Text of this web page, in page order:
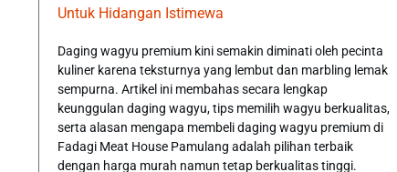
Untuk Hidangan Istimewa
Daging wagyu premium kini semakin diminati oleh pecinta
kuliner karena teksturnya yang lembut dan marbling lemak
sempurna. Artikel ini membahas secara lengkap
keunggulan daging wagyu, tips memilih wagyu berkualitas,
serta alasan mengapa membeli daging wagyu premium di
Fadagi Meat House Pamulang adalah pilihan terbaik
dengan harga murah namun tetap berkualitas tinggi.